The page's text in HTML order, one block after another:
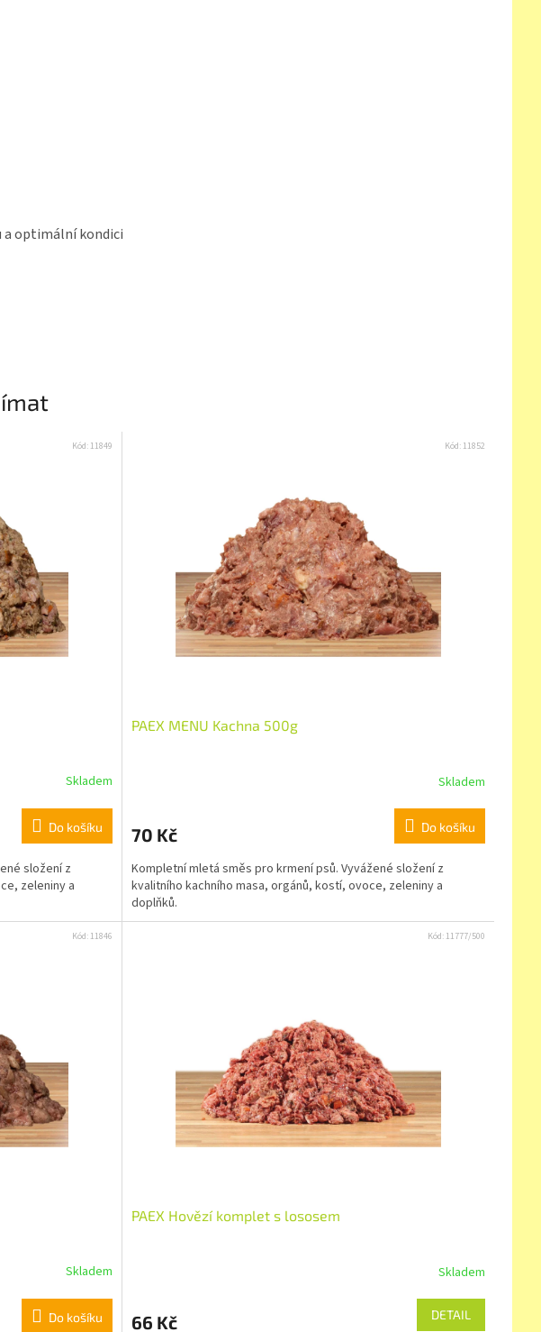
a optimální kondici
Skladem
Do košíku
složení z
zeleniny a
Kód: 11849
PAEX MENU Kachna 500g
Skladem
70 Kč Do košíku
Kompletní mletá směs pro krmení psů. Vyvážené složení z
kvalitního kachního masa, orgánů, kostí, ovoce, zeleniny a
doplňků.
Kód: 11852
Skladem
Do košíku
Kód: 11846
PAEX Hovězí komplet s lososem
Skladem
66 Kč DETAIL
Kód: 11777/500